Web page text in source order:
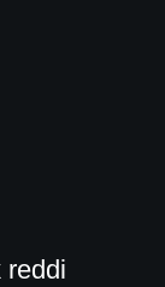
reddi